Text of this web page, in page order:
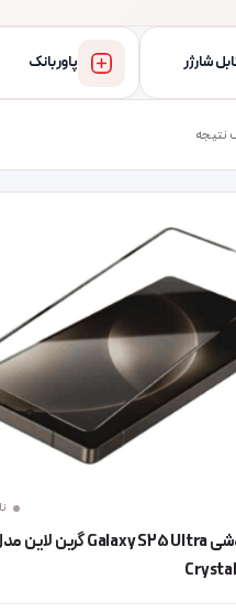
شارژر پاور بانک
نتیجه